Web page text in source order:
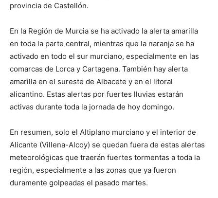
provincia de Castellón.
En la Región de Murcia se ha activado la alerta amarilla
en toda la parte central, mientras que la naranja se ha
activado en todo el sur murciano, especialmente en las
comarcas de Lorca y Cartagena. También hay alerta
amarilla en el sureste de Albacete y en el litoral
alicantino. Estas alertas por fuertes lluvias estarán
activas durante toda la jornada de hoy domingo.
En resumen, solo el Altiplano murciano y el interior de
Alicante (Villena-Alcoy) se quedan fuera de estas alertas
meteorológicas que traerán fuertes tormentas a toda la
región, especialmente a las zonas que ya fueron
duramente golpeadas el pasado martes.